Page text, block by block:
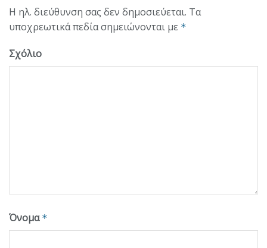
Η ηλ. διεύθυνση σας δεν δημοσιεύεται. Τα
υποχρεωτικά πεδία σημειώνονται με *
Σχόλιο
Όνομα *